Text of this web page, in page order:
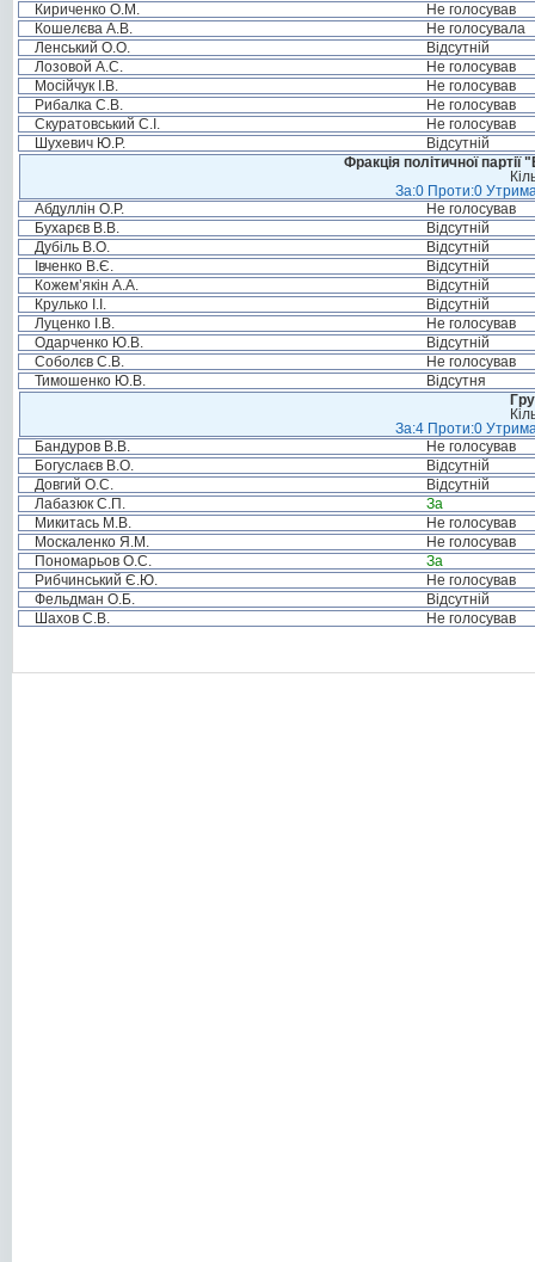
Кириченко О.М.
Не голосував
Кошелєва А.В.
Не голосувала
Ленський О.О.
Відсутній
Лозовой А.С.
Не голосував
Мосійчук І.В.
Не голосував
Рибалка С.В.
Не голосував
Скуратовський С.І.
Не голосував
Шухевич Ю.Р.
Відсутній
Фракція політичної
За:0 Проти:0
Абдуллін О.Р.
Не голосував
Бухарєв В.В.
Відсутній
Дубіль В.О.
Відсутній
Івченко В.Є.
Відсутній
Кожем’якін А.А.
Відсутній
Крулько І.І.
Відсутній
Луценко І.В.
Не голосував
Одарченко Ю.В.
Відсутній
Соболєв С.В.
Не голосував
Тимошенко Ю.В.
Відсутня
За:4 Проти:0
Бандуров В.В.
Не голосував
Богуслаєв В.О.
Відсутній
Довгий О.С.
Відсутній
Лабазюк С.П.
За
Микитась М.В.
Не голосував
Москаленко Я.М.
Не голосував
Пономарьов О.С.
За
Рибчинський Є.Ю.
Не голосував
Фельдман О.Б.
Відсутній
Шахов С.В.
Не голосував